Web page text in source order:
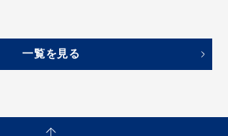
旅行業界向けデータフィード
一覧を見る